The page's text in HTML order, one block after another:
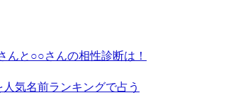
んと○○さんの相性診断は！
人気名前ランキングで占う